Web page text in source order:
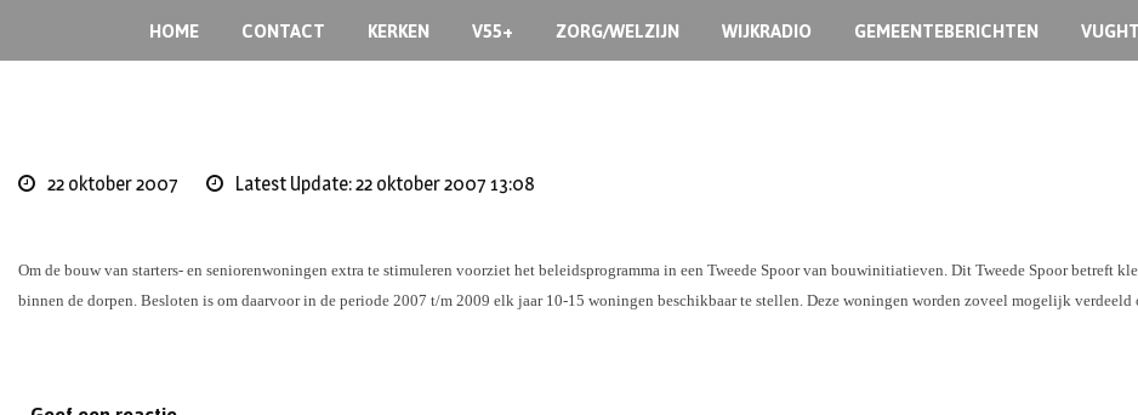
HOME CONTACT KERKEN V55+ ZORG/WELZIJN WIJKRADIO GEMEENTEBERICHTEN
22 oktober 2007 Latest Update: 22 oktober 2007 13:08
Om de bouw van starters- en seniorenwoningen extra te stimuleren voorziet het beleidsprogramma in een Tweede Spoor van bouwinitiatieven. Dit Tweede Spoor betreft
binnen de dorpen. Besloten is om daarvoor in de periode 2007 t/m 2009 elk jaar 10-15 woningen beschikbaar te stellen. Deze woningen worden zoveel mogelijk verdeeld